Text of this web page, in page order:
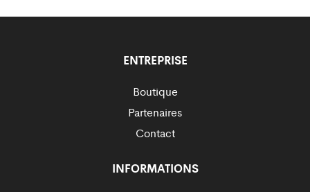
ENTREPRISE
Boutique
Partenaires
Contact
INFORMATIONS